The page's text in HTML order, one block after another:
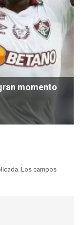
momento
Los campos